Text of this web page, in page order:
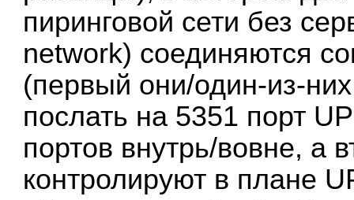
пиринговой сети без
network) соединяются
(первый они/один-из-
послать на 5351 порт
портов внутрь/вовне, а
контролируют в плане